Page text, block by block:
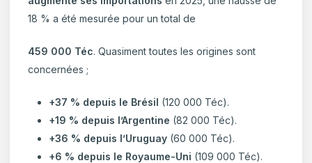
18 % a été mesurée pour un total de
459 000 Téc. Quasiment toutes les origines sont
concernées ;
+37 % depuis le Brésil (120 000 Téc).
+19 % depuis l’Argentine (82 000 Téc).
+36 % depuis l’Uruguay (60 000 Téc).
+6 % depuis le Royaume-Uni (109 000 Téc).